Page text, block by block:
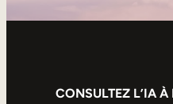
CONSULTEZ L’IA